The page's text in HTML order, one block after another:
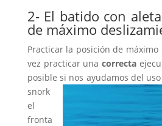
2- El batido con
de máximo
Practicar la posición de
vez practicar unacorrecta
posible si nos ayudamos del uso
snork
el
fronta